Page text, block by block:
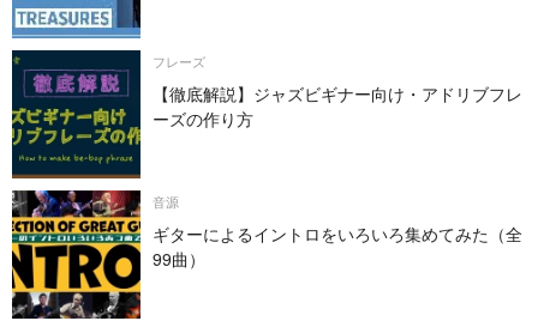
フレーズ
【徹底解説】ジャズビギナー向け・アドリブフレ
ーズの作り方
音源
ギターによるイントロをいろいろ集めてみた（全
99曲）